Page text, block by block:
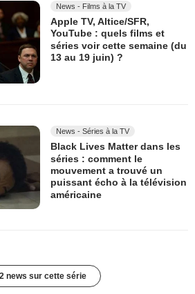
News - Films à la TV
Apple TV, Altice/SFR,
YouTube : quels films et
séries voir cette semaine (du
13 au 19 juin) ?
News - Séries à la TV
Black Lives Matter dans les
séries : comment le
mouvement a trouvé un
puissant écho à la télévision
américaine
news sur cette série